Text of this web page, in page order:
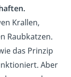
Krallen,
Raubkatzen.
das Prinzip
Aber